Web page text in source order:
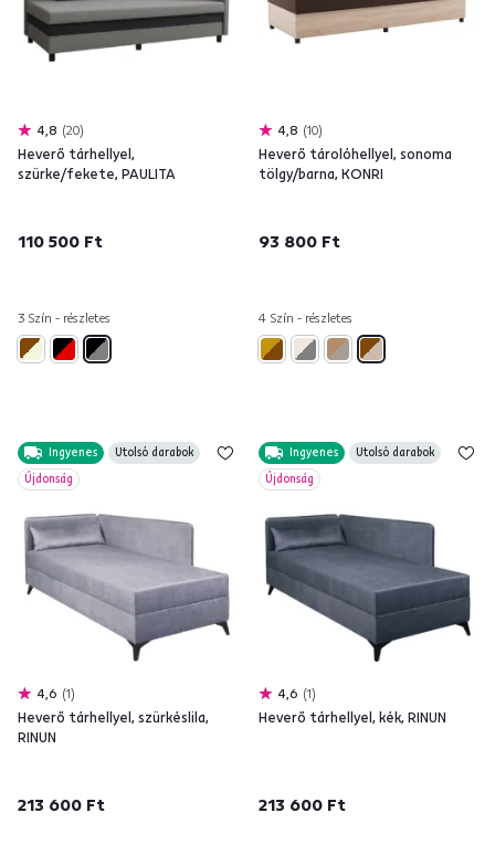
4,8 20
Heverő tárhellyel,
szürke/fekete, PAULITA
110 500 Ft
3 Szín - részletes
4,8 10
Heverő tárolóhellyel, sonoma
tölgy/barna, KONRI
93 800 Ft
4 Szín - részletes
Ingyenes
Utolsó darabok
Újdonság
4,6 1
Heverő tárhellyel, szürkéslila,
RINUN
213 600 Ft
Ingyenes
Utolsó darabok
Újdonság
4,6 1
Heverő tárhellyel, kék, RINUN
213 600 Ft